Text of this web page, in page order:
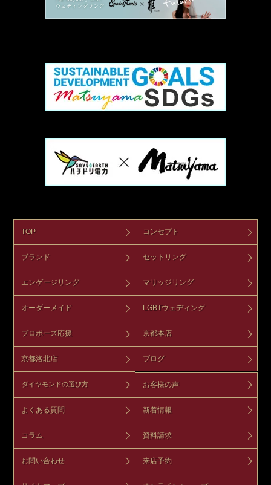
TOP コンセプト
ブランド セットリング
エンゲージリング マリッジリング
オーダーメイド LGBTウェディング
プロポーズ応援 京都本店
京都洛北店 ブログ
ダイヤモンドの選び方 お客様の声
よくある質問 新着情報
コラム 資料請求
お問い合わせ 来店予約